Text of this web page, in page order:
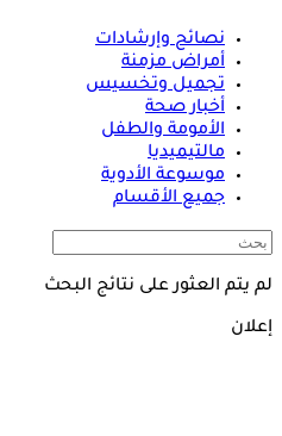
نصائح وإرشادات
أمراض مزمنة
تجميل وتخسيس
أخبار صحة
الأمومة والطفل
مالتيميديا
موسوعة الأدوية
جميع الأقسام
لم يتم العثور على نتائج البحث
إعلان